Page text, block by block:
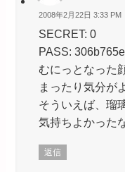
2008年2月22日 3:33 PM
SECRET: 0
PASS:
むにっとなった
まったり気分が
そういえば、瑠
気持ちよかった
返信